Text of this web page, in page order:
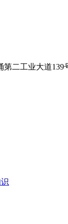
二工业大道139